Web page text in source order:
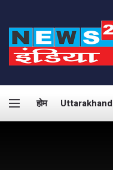
होम Uttarakhand